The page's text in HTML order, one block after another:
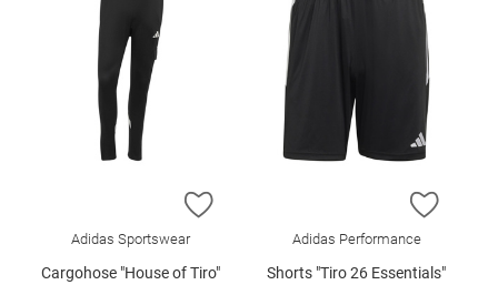
ZUR WUNSCHLISTE HINZUFÜGEN
Adidas Sportswear
Cargohose "House of Tiro"
ZUR
Adidas Performance
Shorts "Tiro 26 Essentials"